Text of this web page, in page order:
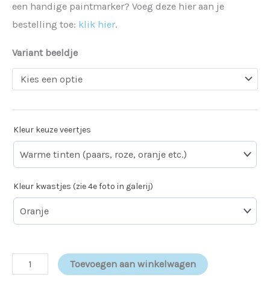
een handige paintmarker? Voeg deze hier aan je
bestelling toe: klik hier.
Variant beeldje
Kleur keuze veertjes
Kleur kwastjes (zie 4e foto in galerij)
Toevoegen aan winkelwagen